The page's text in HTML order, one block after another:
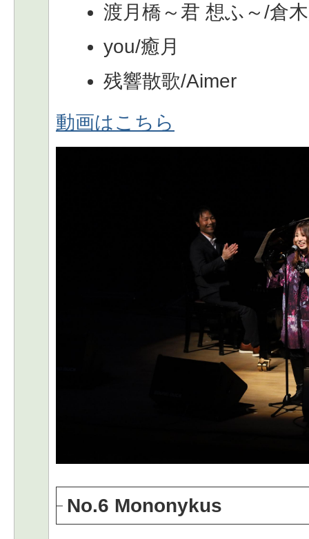
渡月橋～君 想ふ～/倉
you/癒月
残響散歌/Aimer
動画はこちら
No.6 Mononykus